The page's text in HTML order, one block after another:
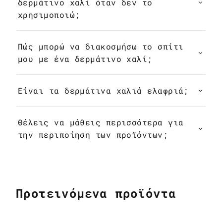
χρησιμοποιώ;
Πώς μπορώ να διακοσμήσω το σπίτι
μου με ένα δερμάτινο χαλί;
Είναι τα δερμάτινα χαλιά ελαφριά;
Θέλεις να μάθεις περισσότερα για
την περιποίηση των προϊόντων;
Προτεινόμενα προϊόντα